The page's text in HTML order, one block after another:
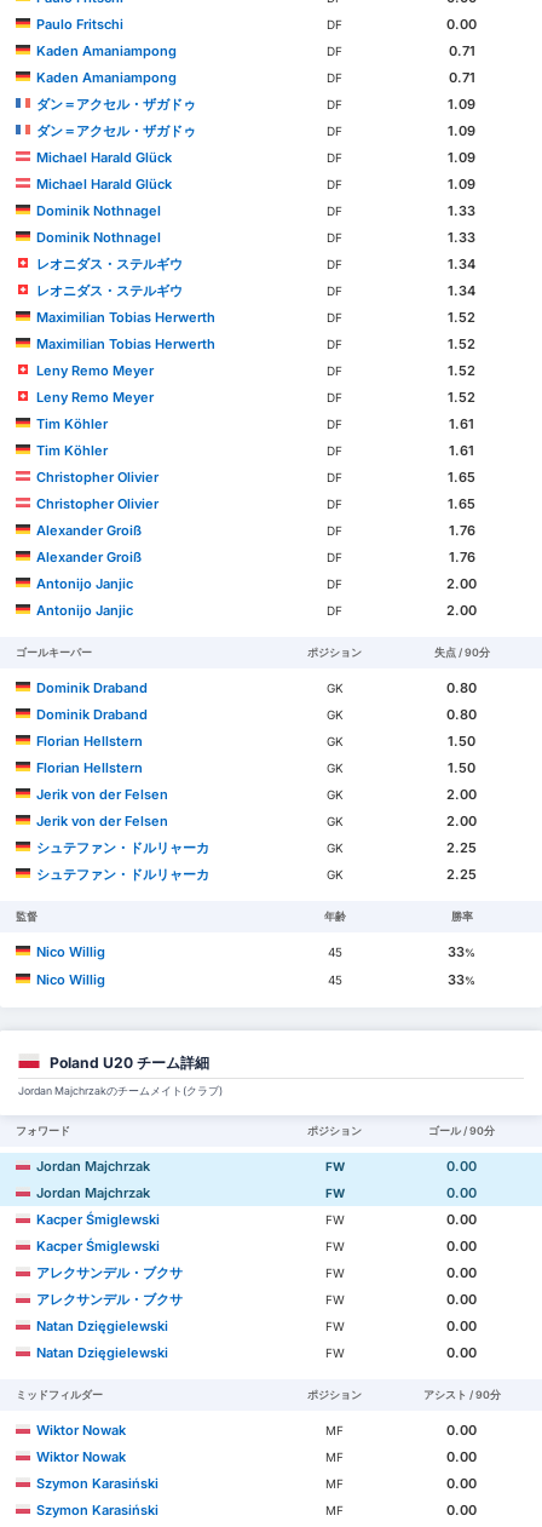
Paulo Fritschi
DF
0.00
Kaden Amaniampong
DF
0.71
Kaden Amaniampong
DF
0.71
ダン＝アクセル・ザガドゥ
DF
1.09
ダン＝アクセル・ザガドゥ
DF
1.09
Michael Harald Glück
DF
1.09
Michael Harald Glück
DF
1.09
Dominik Nothnagel
DF
1.33
Dominik Nothnagel
DF
1.33
レオニダス・ステルギウ
DF
1.34
レオニダス・ステルギウ
DF
1.34
Maximilian Tobias Herwerth
DF
1.52
Maximilian Tobias Herwerth
DF
1.52
Leny Remo Meyer
DF
1.52
Leny Remo Meyer
DF
1.52
Tim Köhler
DF
1.61
Tim Köhler
DF
1.61
Christopher Olivier
DF
1.65
Christopher Olivier
DF
1.65
Alexander Groiß
DF
1.76
Alexander Groiß
DF
1.76
Antonijo Janjic
DF
2.00
Antonijo Janjic
DF 2.00
ゴールキーパー ポジション 失点 / 90分
Dominik Draband GK
0.80
Dominik Draband
GK
0.80
Florian Hellstern
GK
1.50
Florian Hellstern
GK
1.50
Jerik von der Felsen
GK
2.00
Jerik von der Felsen
GK
2.00
シュテファン・ドルリャーカ
GK
2.25
シュテファン・ドルリャーカ
GK 2.25
監督 年齢 勝率
Nico Willig 45 33%
Nico Willig 45 33%
Poland U20 チーム詳細
Jordan Majchrzakのチームメイト(クラブ)
フォワード ポジション ゴール / 90分
Jordan Majchrzak FW
0.00
Jordan Majchrzak
FW
0.00
Kacper Śmiglewski
FW
0.00
Kacper Śmiglewski
FW
0.00
アレクサンデル・ブクサ
FW
0.00
アレクサンデル・ブクサ
FW
0.00
Natan Dzięgielewski
FW
0.00
Natan Dzięgielewski
FW 0.00
ミッドフィルダー ポジション アシスト / 90分
Wiktor Nowak MF
0.00
Wiktor Nowak
MF
0.00
Szymon Karasiński
MF
0.00
Szymon Karasiński
MF
0.00